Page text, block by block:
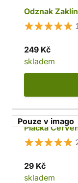
Odznak
249 Kč
skladem
Pouze v imago
Placka
29 Kč
skladem